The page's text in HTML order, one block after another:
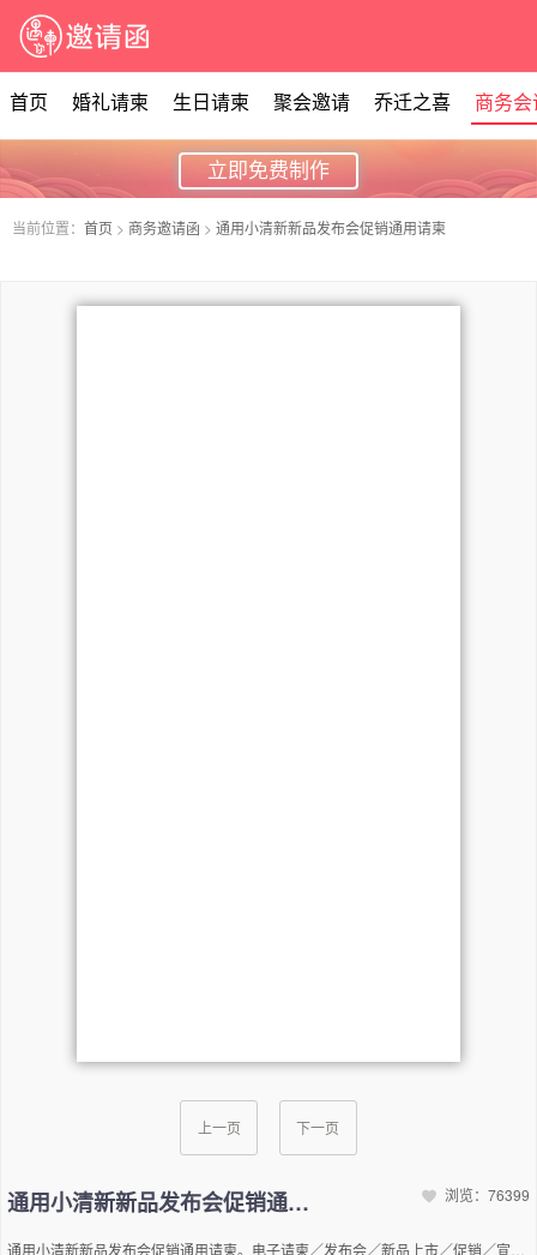
首页 婚礼请柬 生日请柬 聚会邀请 乔迁之喜 商务会
立即免费制作
当前位置： 首页 > 商务邀请函 > 通用小清新新品发布会促销通用请柬
上一页 下一页
通用小清新新品发布会促销通用请柬
通用小清新新品发布会促销通用请柬。电子请柬／发布会／新品上市／促销／宣。新品发布 期待您的到来 时间：XXXX年X月XX日 合作方：XXXXX杂志社 主办方：XXXXXX有限公司 XXXXX公司将于XXXX年XX月XX日，在XX市XXX商场X楼宴会厅举行XXXX年新品研讨会，暨XXXX年XX新品发布会，我们还将举行新品上市会议，对于想来加盟或者购买的客户可享受当天优惠政策。我们将进行年度优秀员工颁奖，年度优秀服务单位颁奖，请准时参加！ 《XXX新品发布会》 08:30-09:00-----人员进场09:00-09:30-----发布开始09:30-09:40-----宣布主题09:40-10:00-----介绍嘉宾10:00-11:00-----新品亮相11:00-11:40----- 节目表演 活动流程 设计师 朱一一 设计师 张一一 设计师 李一一 首席设计师 王一一 特邀嘉宾 新品材料，优势，搭配介绍文字 初上市价：XXX元 缤纷活力系列 新品介绍 新品材料，优势，搭配介绍文字 初上市价XXX元 缤纷活力系列 新品介绍 新品材料，优势，搭配介绍文字 初上市价：XXX元 缤纷活力系列 新品介绍 联系人：X女士XXXXXXXXXXX 时间：XXXX年XX月XX日09：00 地址：XX市XX路XXX号XXXXX商场 诚挚邀请
浏览：76399